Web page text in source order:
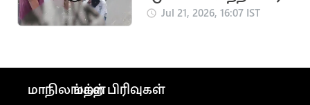
மீட்டுJul 21, 2026, 16:07 IST
மாநிலங்கள்மற்ற பிரிவுகள்